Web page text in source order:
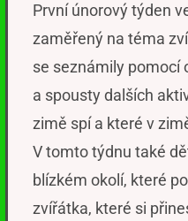
První únorový týden
zaměřený na téma
se seznámily pomocí
a spousty dalších
zimě spía které v
V tomto týdnu také
blízkém okolí, které
zvířátka, které si